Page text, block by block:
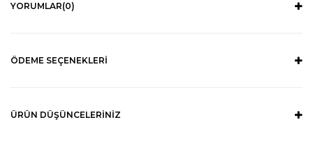
YORUMLAR(0)
ÖDEME SEÇENEKLERI
ÜRÜN DÜŞÜNCELERINIZ